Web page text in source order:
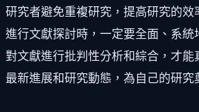
研究者避免重複研究，提高研究的效
進行文獻探討時，一定要全面、系統
對文獻進行批判性分析和綜合，才能
最新進展和研究動態，為自己的研究